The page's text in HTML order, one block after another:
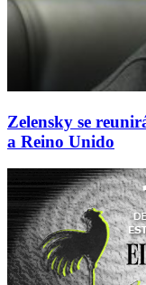
Zelensky se
a Reino Unido